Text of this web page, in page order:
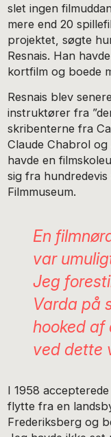
slet ingen
mere end 20
projektet, søgte
Resnais. Han
kortfilm og boede
Resnais blev
instruktører fra
skribenterne fra
Claude Chabrol
havde en
sig fra
Filmmuseum.
En
var
Jeg
Varda på
hooked af
ved dette
I 1958
flytte fra en
Frederiksberg og